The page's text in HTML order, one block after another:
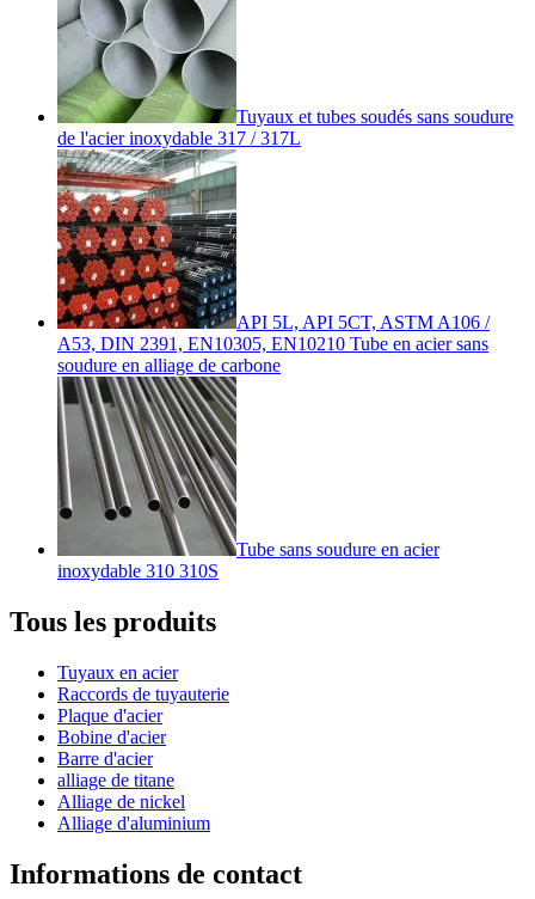
Tuyaux et tubes soudés sans soudure
de l'acier inoxydable 317 / 317L
API 5L, API 5CT, ASTM A106 /
A53, DIN 2391, EN10305, EN10210 Tube en acier sans
soudure en alliage de carbone
Tube sans soudure en acier
inoxydable 310 310S
Tous les produits
Tuyaux en acier
Raccords de tuyauterie
Plaque d'acier
Bobine d'acier
Barre d'acier
alliage de titane
Alliage de nickel
Alliage d'aluminium
Informations de contact